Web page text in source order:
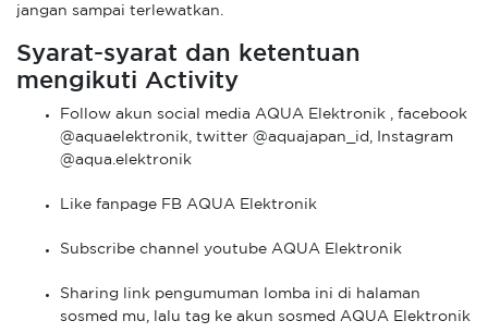
jangan sampai terlewatkan.
Syarat-syarat dan ketentuan
mengikuti Activity
Follow akun social media AQUA Elektronik , facebook
@aquaelektronik, twitter @aquajapan_id, Instagram
@aqua.elektronik
Like fanpage FB AQUA Elektronik
Subscribe channel youtube AQUA Elektronik
Sharing link pengumuman lomba ini di halaman
sosmed mu, lalu tag ke akun sosmed AQUA Elektronik